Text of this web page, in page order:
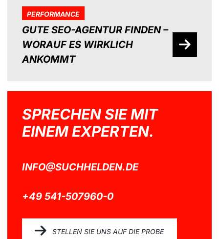
PERFORMANCE
GUTE SEO-AGENTUR FINDEN –
WORAUF ES WIRKLICH
ANKOMMT
SPRECHEN SIE MIT
EINEM EXPERTEN.
INFO@SUCHHELDEN.DE
+49 541-507960-0
STELLEN SIE UNS AUF DIE PROBE